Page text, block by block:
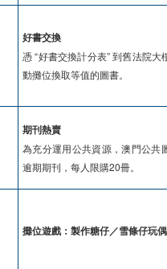
好書交換
憑 “好書交換計分表” 到舊法院大
動攤位換取等值的圖書。
期刊熱賣
為充分運用公共資源，澳門公共
逾期期刊，每人限購20冊。
攤位遊戲：製作糖仔／雪條仔玩